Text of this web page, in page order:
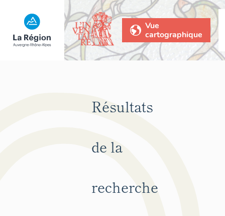
Vue
cartographique
Résultats
de la
recherche